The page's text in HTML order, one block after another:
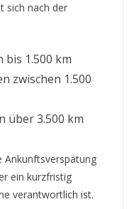
sich nach der
bis 1.500 km
zwischen 1.500
über 3.500 km
Ankunftsverspätung
ein kurzfristig
verantwortlich ist.